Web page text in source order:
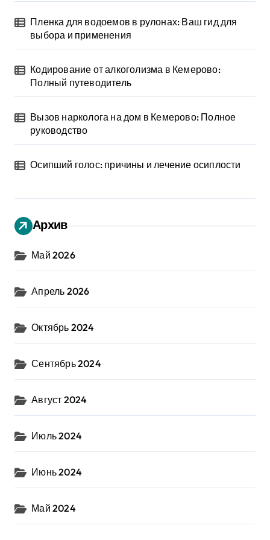
Пленка для водоемов в рулонах: Ваш гид для
выбора и применения
Кодирование от алкоголизма в Кемерово:
Полный путеводитель
Вызов нарколога на дом в Кемерово: Полное
руководство
Осипший голос: причины и лечение осиплости
Архив
Май 2026
Апрель 2026
Октябрь 2024
Сентябрь 2024
Август 2024
Июль 2024
Июнь 2024
Май 2024